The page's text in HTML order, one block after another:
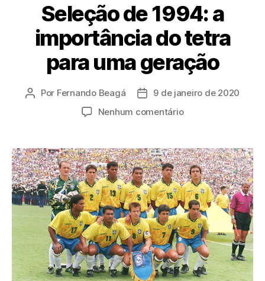
Seleção de 1994: a
importância do tetra
para uma geração
Autor
Por Fernando Beagá
Data9 de janeiro de 2020
Nenhum comentárioem
1994:
a
importância
do
tetra
para
uma
geração